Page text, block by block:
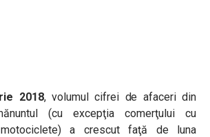
2018,volumul cifrei de afaceri din
(cu excepţia comerţului cu
a crescutfaţă de luna